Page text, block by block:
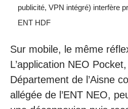
publicité, VPN intégré) interfère
ENT HDF
Sur mobile, le même
L’application NEO
Département de l’Aisne
allégée de l’ENT NEO,